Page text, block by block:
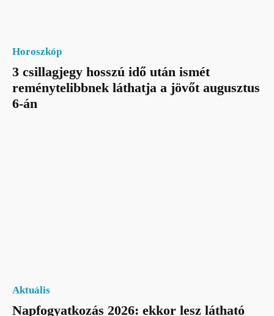
Horoszkóp
3 csillagjegy hosszú idő után ismét
reménytelibbnek láthatja a jövőt augusztus
6-án
Aktuális
Napfogyatkozás 2026: ekkor lesz látható